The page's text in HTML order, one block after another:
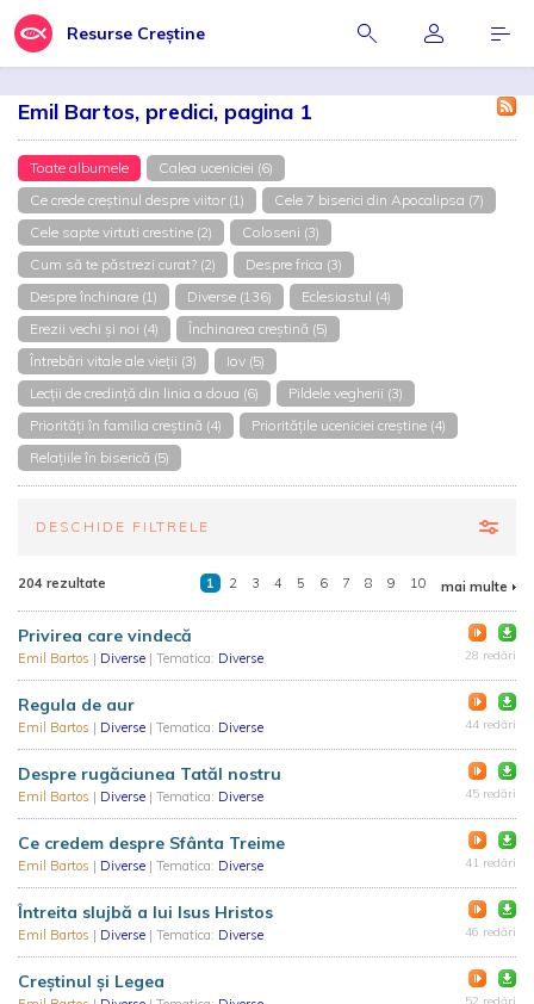
Resurse Creștine
Emil Bartos, predici, pagina 1
Toate albumele
Calea uceniciei (6)
Ce crede creștinul despre viitor (1)
Cele 7 biserici din Apocalipsa (7)
Cele sapte virtuti crestine (2)
Coloseni (3)
Cum să te păstrezi curat? (2)
Despre frica (3)
Despre închinare (1)
Diverse (136)
Eclesiastul (4)
Erezii vechi și noi (4)
Închinarea creștină (5)
Întrebări vitale ale vieții (3)
Iov (5)
Lecții de credință din linia a doua (6)
Pildele vegherii (3)
Priorități în familia creștină (4)
Prioritățile uceniciei creștine (4)
Relațiile în biserică (5)
DESCHIDE FILTRELE
204 rezultate 1 2 3 4 5 6 7 8 9 10 mai multe
Privirea care vindecă
Emil Bartos | Diverse | Tematica: Diverse 28 redări
Regula de aur
Emil Bartos | Diverse | Tematica: Diverse 44 redări
Despre rugăciunea Tatăl nostru
Emil Bartos | Diverse | Tematica: Diverse 45 redări
Ce credem despre Sfânta Treime
Emil Bartos | Diverse | Tematica: Diverse 41 redări
Întreita slujbă a lui Isus Hristos
Emil Bartos | Diverse | Tematica: Diverse 46 redări
Creștinul și Legea